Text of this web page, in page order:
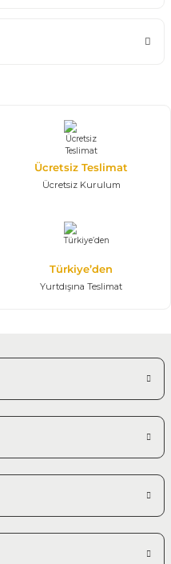
Ücretsiz Teslimat
Ücretsiz Kurulum
Türkiye’den
Yurtdışına Teslimat